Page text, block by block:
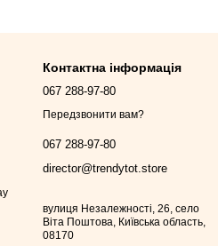
Контактна інформація
067 288-97-80
Передзвонити вам?
067 288-97-80
director@trendytot.store
вулиця Незалежності, 26, село
Віта Поштова, Київська область,
08170